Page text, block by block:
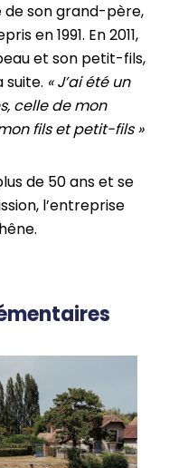
de son grand-père,
en 1991. En 2011,
et son petit-fils,
suite. « J’ai été un
celle de mon
fils et petit-fils »
de 50 ans et se
l’entreprise